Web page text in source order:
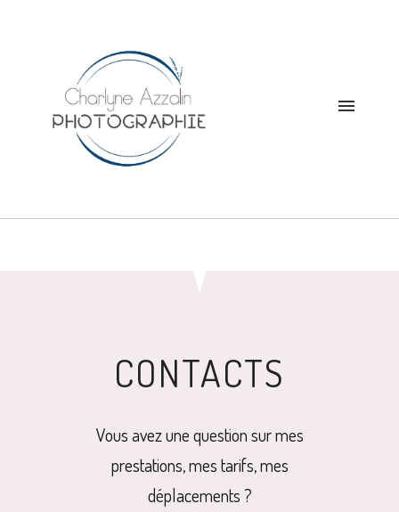
CONTACTS
Vous avez une question sur mes
prestations, mes tarifs, mes
déplacements ?